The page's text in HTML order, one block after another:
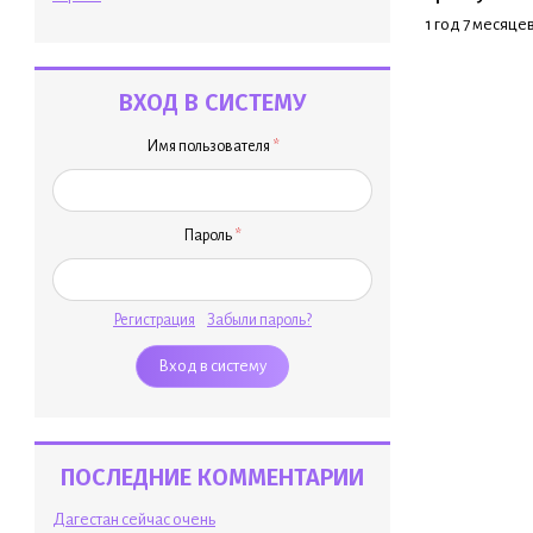
ВХОД В СИСТЕМУ
Имя пользователя *
Пароль *
Регистрация Забыли пароль?
ПОСЛЕДНИЕ КОММЕНТАРИИ
Дагестан сейчас очень
1 год 7